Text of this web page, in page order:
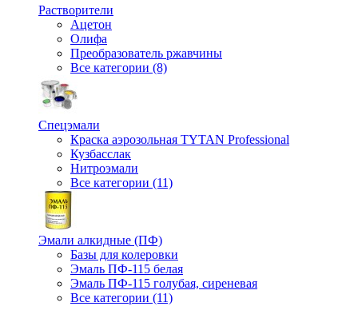
Растворители
Ацетон
Олифа
Преобразователь ржавчины
Все категории (8)
Спецэмали
Краска аэрозольная TYTAN Professional
Кузбасслак
Нитроэмали
Все категории (11)
Эмали алкидные (ПФ)
Базы для колеровки
Эмаль ПФ-115 белая
Эмаль ПФ-115 голубая, сиреневая
Все категории (11)